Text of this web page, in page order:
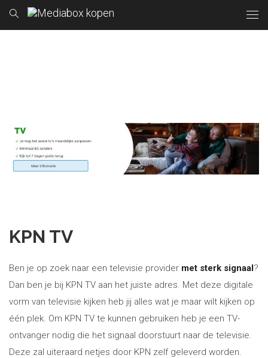
KPN TV
Ben je op zoek naar een televisie provider met sterk signaal?
Dan ben je bij KPN TV aan het juiste adres. Met deze digitale
vorm van televisie kijken heb jij alles wat je maar wilt kijken op
één plek. Om KPN TV te kunnen gebruiken heb je een TV-
ontvanger nodig die het signaal doorstuurt naar de televisie.
Deze zal uiteraard netjes door KPN zelf geleverd worden.